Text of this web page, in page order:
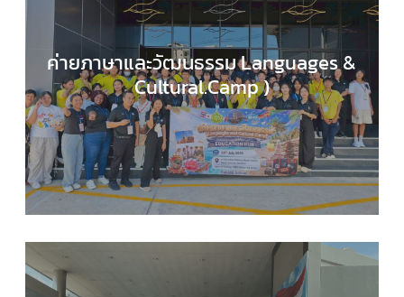
ค่ายภาษาและวัฒนธรรม Languages &
Cultural.Camp )
EDUCATION HUB, กลุ่มสาระการเรียนรู้ภาษาต่างปร
กิจกรรมของเรา , กิจกรรมนักเรียน, ข่าวประชาสัมพัน